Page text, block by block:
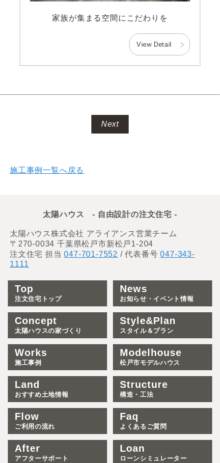
家族が集まる空間にこだわりを
View Detail
Next
施工事例一覧へ戻る
太陽ハウス - 自由設計の注文住宅 -
太陽ハウス株式会社 アライアンス営業チーム
〒270-0034 千葉県松戸市新松戸1-204
注文住宅 担当047-701-7552 / 代表番号047-343-
1111
Top
注文住宅トップ
News
お知らせ・イベント情報
Concept
太陽ハウスの家づくり
Style&Plan
スタイル＆プラン
Works
施工事例
Modelhouse
松戸市モデルハウス
Land
おすすめ土地情報
Structure
構造・工法
Flow
ご利用の流れ
Faq
よくあるご質問
After
アフターサポート
Loan
ローンシミュレーター